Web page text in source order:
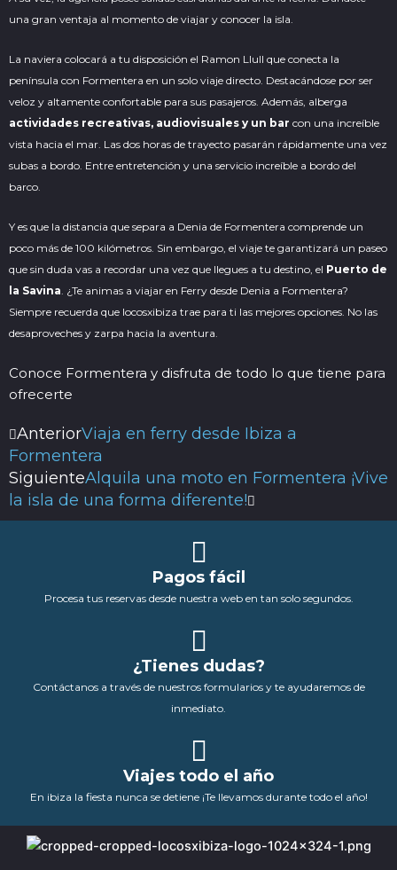
una gran ventaja al momento de viajar y conocer la isla.
La naviera colocará a tu disposición el Ramon Llull que conecta la
península con Formentera en un solo viaje directo. Destacándose por ser
veloz y altamente confortable para sus pasajeros. Además, alberga
actividades recreativas, audiovisuales y un bar con una increíble
vista hacia el mar. Las dos horas de trayecto pasarán rápidamente una vez
subas a bordo. Entre entretención y una servicio increíble a bordo del
barco.
Y es que la distancia que separa a Denia de Formentera comprende un
poco más de 100 kilómetros. Sin embargo, el viaje te garantizará un paseo
que sin duda vas a recordar una vez que llegues a tu destino, el Puerto de
la Savina . ¿Te animas a viajar en Ferry desde Denia a Formentera?
Siempre recuerda que locosxibiza trae para ti las mejores opciones. No las
desaproveches y zarpa hacia la aventura.
Conoce Formentera y disfruta de todo lo que tiene para
ofrecerte
Ant
AnteriorViaja en ferry desde Ibiza a
Formentera
SiguienteAlquila una moto en Formentera ¡Vive
la isla de una forma diferente!
Siguiente
Pagos fácil
Procesa tus reservas desde nuestra web en tan solo segundos.
¿Tienes dudas?
Contáctanos a través de nuestros formularios y te ayudaremos de
inmediato.
Viajes todo el año
En ibiza la fiesta nunca se detiene ¡Te llevamos durante todo el año!